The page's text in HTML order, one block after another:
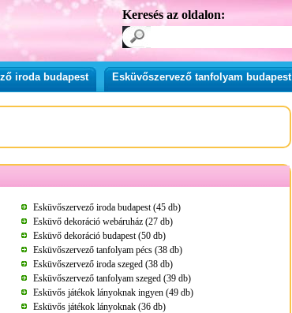
Keresés az oldalon:
iroda budapest Esküvőszervező tanfolyam budapest
Esküvőszervező iroda budapest (45 db)
Esküvő dekoráció webáruház (27 db)
Esküvő dekoráció budapest (50 db)
Esküvőszervező tanfolyam pécs (38 db)
Esküvőszervező iroda szeged (38 db)
Esküvőszervező tanfolyam szeged (39 db)
Esküvős játékok lányoknak ingyen (49 db)
Esküvős játékok lányoknak (36 db)